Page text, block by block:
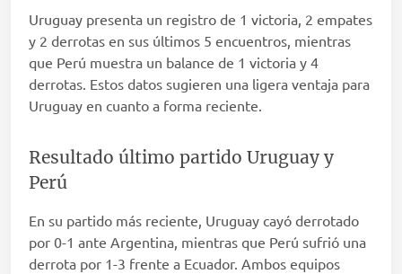
Uruguay presenta un registro de 1 victoria, 2 empates
y 2 derrotas en sus últimos 5 encuentros, mientras
que Perú muestra un balance de 1 victoria y 4
derrotas. Estos datos sugieren una ligera ventaja para
Uruguay en cuanto a forma reciente.
Resultado último partido Uruguay y
Perú
En su partido más reciente, Uruguay cayó derrotado
por 0-1 ante Argentina, mientras que Perú sufrió una
derrota por 1-3 frente a Ecuador. Ambos equipos